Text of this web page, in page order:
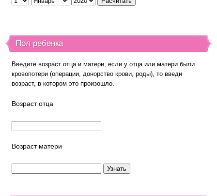
Пол ребенка
Введите возраст отца и матери, если у отца или матери были
кровопотери (операции, донорство крови, роды), то введи
возраст, в котором это произошло.
Возраст отца
Возраст матери